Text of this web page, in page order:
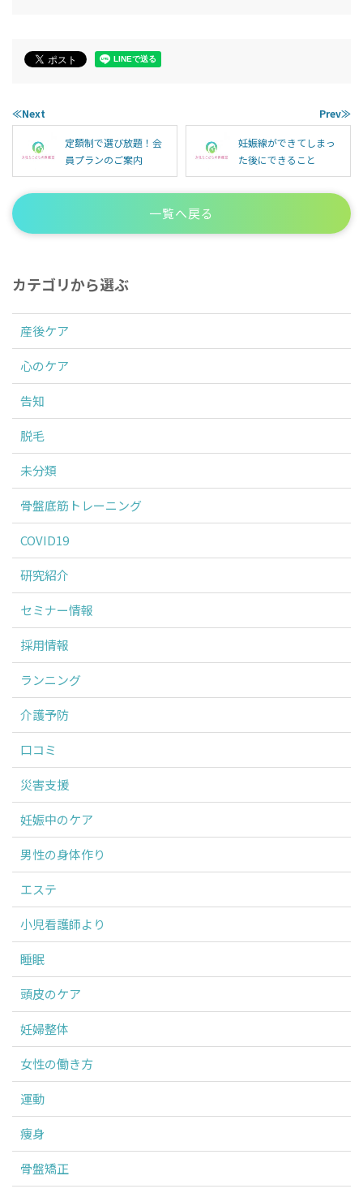
≪Next
定額制で選び放題！会
員プランのご案内
Prev≫
妊娠線ができてしまっ
た後にできること
一覧へ戻る
カテゴリから選ぶ
産後ケア
心のケア
告知
脱毛
未分類
骨盤底筋トレーニング
COVID19
研究紹介
セミナー情報
採用情報
ランニング
介護予防
口コミ
災害支援
妊娠中のケア
男性の身体作り
エステ
小児看護師より
睡眠
頭皮のケア
妊婦整体
女性の働き方
運動
痩身
骨盤矯正